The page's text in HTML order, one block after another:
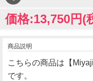
価格:13,750円(
商品説明
こちらの商品は【
です。